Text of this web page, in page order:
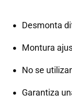
Desmonta
Montura
No se
Garantiza